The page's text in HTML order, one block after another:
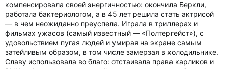
компенсировала своей энергичностью: окончила Беркли,
работала бактериологом, а в 45 лет решила стать актрисой
— в чем неожиданно преуспела. Играла в триллерах и
фильмах ужасов (самый известный — «Полтергейст»), с
удовольствием пугая людей и умирая на экране самым
затейливым образом, в том числе замерзая в холодильнике.
Славу использовала во благо: отстаивала права карликов и